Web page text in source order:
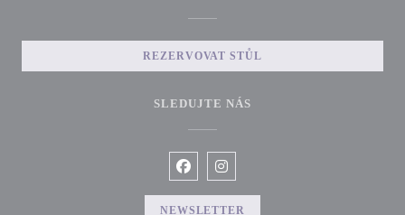
REZERVOVAT STŮL
SLEDUJTE NÁS
Facebook ((otevře se v novém okně))
Instagram ((otevře se v novém
NEWSLETTER